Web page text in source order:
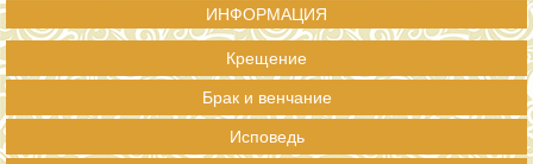
ИНФОРМАЦИЯ
Крещение
Брак и венчание
Исповедь